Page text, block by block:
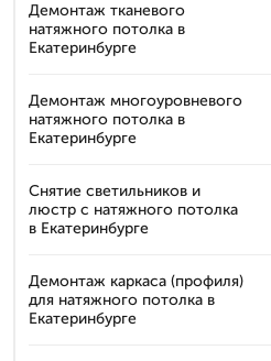
Демонтаж тканевого
натяжного потолка в
Екатеринбурге
Демонтаж многоуровневого
натяжного потолка в
Екатеринбурге
Снятие светильников и
люстр с натяжного потолка
в Екатеринбурге
Демонтаж каркаса (профиля)
для натяжного потолка в
Екатеринбурге